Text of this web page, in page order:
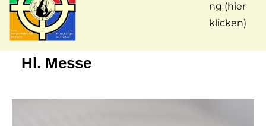
ng (hier
klicken)
Hl. Messe